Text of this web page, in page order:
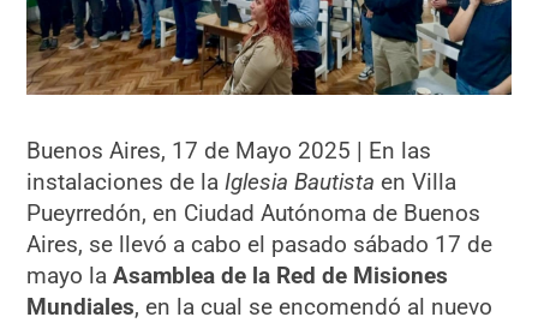
Buenos Aires, 17 de Mayo 2025 | En las
instalaciones de laIglesia Bautista en Villa
Pueyrredón, en Ciudad Autónoma de Buenos
Aires, se llevó a cabo el pasado sábado 17 de
mayo laAsamblea de la Red de Misiones
Mundiales, en la cual se encomendó al nuevo